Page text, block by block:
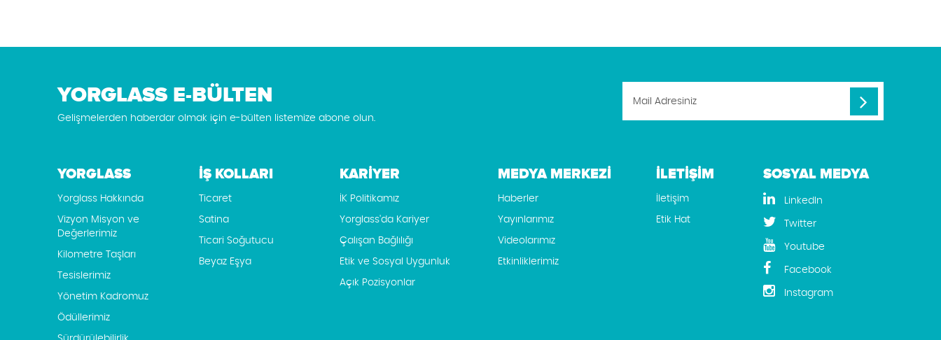
YORGLASS E-BÜLTEN
Gelişmelerden haberdar olmak için e-bülten listemize abone olun.
YORGLASS
Yorglass Hakkında
Vizyon Misyon ve
Değerlerimiz
Kilometre Taşları
Tesislerimiz
Yönetim Kadromuz
Ödüllerimiz
İŞ KOLLARI
Ticaret
Satina
Ticari Soğutucu
Beyaz Eşya
KARİYER
İK Politikamız
Yorglass'da Kariyer
Çalışan Bağlılığı
Etik ve Sosyal Uygunluk
Açık Pozisyonlar
MEDYA MERKEZİ
Haberler
Yayınlarımız
Videolarımız
Etkinliklerimiz
İLETİŞİM
İletişim
Etik Hat
SOSYAL MEDYA
LinkedIn
Twitter
Youtube
Facebook
Instagram